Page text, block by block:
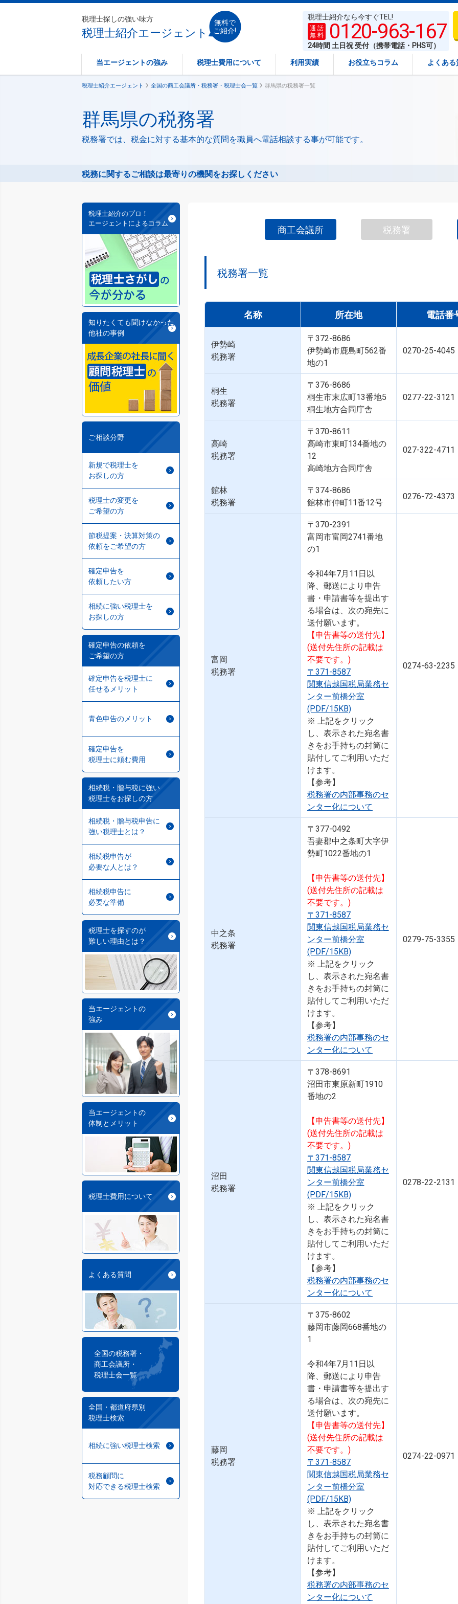
税理士探しの強い味方
税理士紹介エージェント
無料で
ご紹介!
税理士紹介なら今すぐTEL!
通 話
無 料
0120-963-167
24時間 土日祝 受付（携帯電話・PHS可）
当エージェントの強み 税理士費用について 利用実績 お役立ちコラム よくある
税理士紹介エージェント 全国の商工会議所・税務署・税理士会一覧 群馬県の税務署一覧
群馬県の税務署
税務署では、税金に対する基本的な質問を職員へ電話相談する事が可能です。
税務に関するご相談は最寄りの機関をお探しください
税理士紹介のプロ！
エージェントによるコラム
知りたくても聞けなかった
他社の事例
ご相談分野
新規で税理士を
お探しの方
税理士の変更を
ご希望の方
節税提案・決算対策の
依頼をご希望の方
確定申告を
依頼したい方
相続に強い税理士を
お探しの方
確定申告の依頼を
ご希望の方
確定申告を税理士に
任せるメリット
青色申告のメリット
確定申告を
税理士に頼む費用
相続税・贈与税に強い
税理士をお探しの方
相続税・贈与税申告に
強い税理士とは？
相続税申告が
必要な人とは？
相続税申告に
必要な準備
税理士を探すのが
難しい理由とは？
当エージェントの
強み
当エージェントの
体制とメリット
税理士費用について
よくある質問
全国の税務署・
商工会議所・
税理士会一覧
全国・都道府県別
税理士検索
相続に強い税理士検索
税務顧問に
対応できる税理士検索
商工会議所 税務署
税務署一覧
名称 所在地 電話番
伊勢崎
税務署
〒372-8686
伊勢崎市鹿島町562番
地の1
0270-25-4045
桐生
税務署
〒376-8686
桐生市末広町13番地5
桐生地方合同庁舎
0277-22-3121
高崎
税務署
〒370-8611
高崎市東町134番地の
12
高崎地方合同庁舎
027-322-4711
館林
税務署
〒374-8686
館林市仲町11番12号
0276-72-4373
富岡
税務署
〒370-2391
富岡市富岡2741番地
の1
令和4年7月11日以
降、郵送により申告
書・申請書等を提出す
る場合は、次の宛先に
送付願います。
【申告書等の送付先】
(送付先住所の記載は
不要です。)
〒371-8587
関東信越国税局業務セ
ンター前橋分室
(PDF/15KB)
※ 上記をクリック
し、表示された宛名書
きをお手持ちの封筒に
貼付してご利用いただ
けます。
【参考】
税務署の内部事務のセ
ンター化について
0274-63-2235
中之条
税務署
〒377-0492
吾妻郡中之条町大字伊
勢町1022番地の1
【申告書等の送付先】
(送付先住所の記載は
不要です。)
〒371-8587
関東信越国税局業務セ
ンター前橋分室
(PDF/15KB)
※ 上記をクリック
し、表示された宛名書
きをお手持ちの封筒に
貼付してご利用いただ
けます。
【参考】
税務署の内部事務のセ
ンター化について
0279-75-3355
沼田
税務署
〒378-8691
沼田市東原新町1910
番地の2
【申告書等の送付先】
(送付先住所の記載は
不要です。)
〒371-8587
関東信越国税局業務セ
ンター前橋分室
(PDF/15KB)
※ 上記をクリック
し、表示された宛名書
きをお手持ちの封筒に
貼付してご利用いただ
けます。
【参考】
税務署の内部事務のセ
ンター化について
0278-22-2131
藤岡
税務署
〒375-8602
藤岡市藤岡668番地の
1
令和4年7月11日以
降、郵送により申告
書・申請書等を提出す
る場合は、次の宛先に
送付願います。
【申告書等の送付先】
(送付先住所の記載は
不要です。)
〒371-8587
関東信越国税局業務セ
ンター前橋分室
(PDF/15KB)
※ 上記をクリック
し、表示された宛名書
きをお手持ちの封筒に
貼付してご利用いただ
けます。
【参考】
税務署の内部事務のセ
ンター化について
0274-22-0971